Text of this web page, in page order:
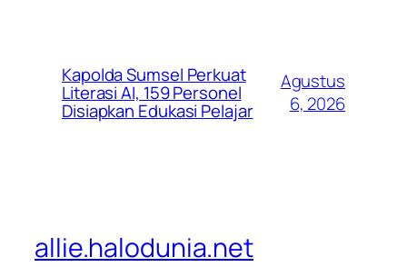
Kapolda Sumsel Perkuat
Literasi AI, 159 Personel
Disiapkan Edukasi Pelajar
Agustus
6, 2026
allie.halodunia.net